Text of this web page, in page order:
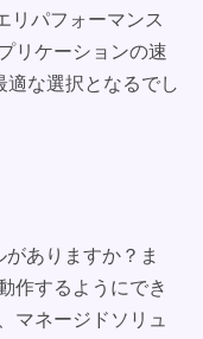
リパフォーマンス
リケーションの速
適な選択となるでし
ありますか？ま
作するようにでき
マネージドソリュ